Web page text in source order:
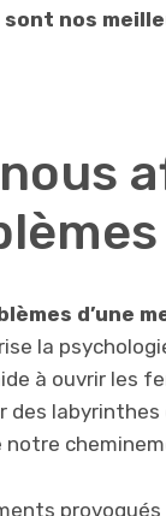
nos
d’une
la
à ouvrir les
des